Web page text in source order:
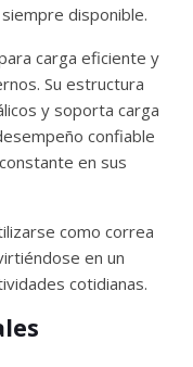
disponible.
carga eficiente y
Su estructura
y soporta carga
confiable
en sus
como correa
en un
cotidianas.